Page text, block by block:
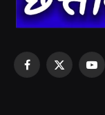
Facebook
X